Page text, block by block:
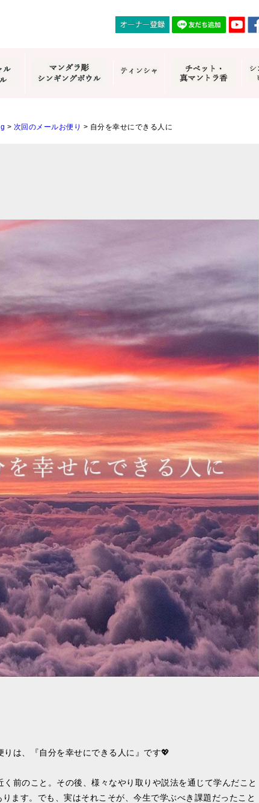
> 次回のメールお便り > 自分を幸せにできる人に
は、『自分を幸せにできる人に』です💖
前のこと。その後、様々なやり取りや説法を通じて学んだこと
ます。でも、実はそれこそが、今生で学ぶべき課題だったこと